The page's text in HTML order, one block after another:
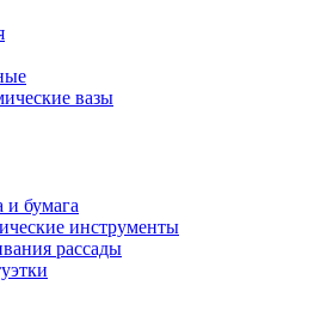
вазы
и бумага
инструменты
рассады